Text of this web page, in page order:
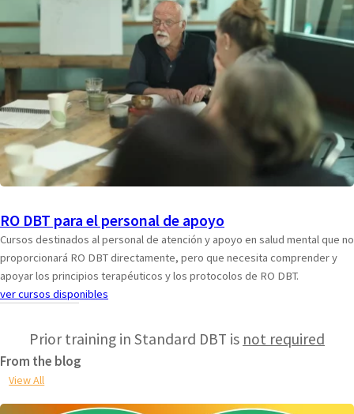
RO DBT para el personal de apoyo
Cursos destinados al personal de atención y apoyo en salud mental que no
proporcionará RO DBT directamente, pero que necesita comprender y
apoyar los principios terapéuticos y los protocolos de RO DBT.
ver cursos disponibles
Prior training in Standard DBT is not required
From the blog
View All